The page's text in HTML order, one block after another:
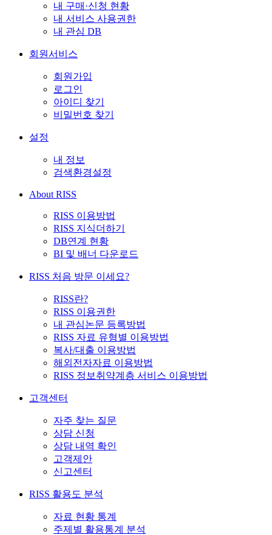
내 구매·신청 현황
내 서비스 사용권한
내 관심 DB
회원서비스
회원가입
로그인
아이디 찾기
비밀번호 찾기
설정
내 정보
검색환경설정
About RISS
RISS 이용방법
RISS 지식더하기
DB연계 현황
BI 및 배너 다운로드
RISS 처음 방문 이세요?
RISS란?
RISS 이용권한
내 관심논문 등록방법
RISS 자료 유형별 이용방법
복사/대출 이용방법
해외전자자료 이용방법
RISS 정보취약계층 서비스 이용방법
고객센터
자주 찾는 질문
상담 신청
상담 내역 확인
고객제안
신고센터
RISS 활용도 분석
자료 현황 통계
주제별 활용통계 분석